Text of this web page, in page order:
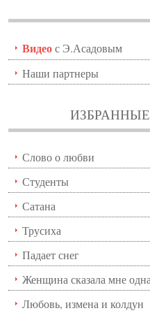
Видеос Э.Асадовым
Наши партнеры
Слово о любви
Студенты
Сатана
Трусиха
Падает снег
Женщина сказала мне
Любовь, измена и колдун